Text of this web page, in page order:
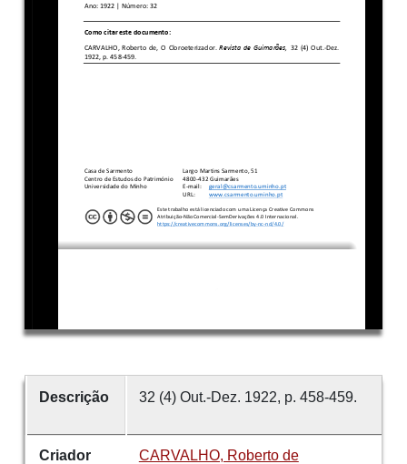
Descrição 32 (4) Out.-Dez. 1922, p. 458-459.
Criador CARVALHO, Roberto de